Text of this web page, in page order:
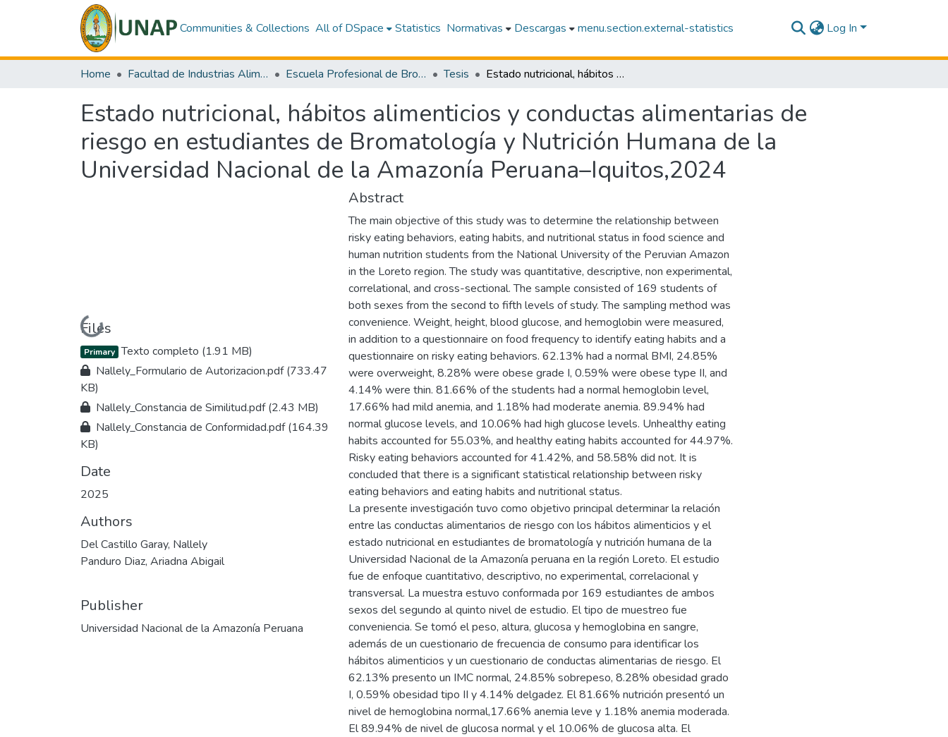
Communities & Collections All of DSpace Statistics Normativas Descargas menu.section.external-statistics Log In
Home Facultad de Industrias Alimentarias Escuela Profesional de Bromatología y Nutrición Humana Tesis Estado nutricional, hábitos alimenticios y conductas alimentarias de riesgo en estudiantes de Bromatología y Nutrición Humana de la Universidad Nacional de la Amazonía Peruana–Iquitos,2024
Estado nutricional, hábitos alimenticios y conductas alimentarias de
riesgo en estudiantes de Bromatología y Nutrición Humana de la
Universidad Nacional de la Amazonía Peruana–Iquitos,2024
Loading...
Files
Primary Texto completo (1.91 MB)
Nallely_Formulario de Autorizacion.pdf(733.47
KB)
Nallely_Constancia de Similitud.pdf(2.43 MB)
Nallely_Constancia de Conformidad.pdf(164.39
KB)
Date
2025
Authors
Del Castillo Garay, Nallely
Panduro Diaz, Ariadna Abigail
Publisher
Universidad Nacional de la Amazonía Peruana
Abstract
The main objective of this study was to determine the relationship between
risky eating behaviors, eating habits, and nutritional status in food science and
human nutrition students from the National University of the Peruvian Amazon
in the Loreto region. The study was quantitative, descriptive, non experimental,
correlational, and cross-sectional. The sample consisted of 169 students of
both sexes from the second to fifth levels of study. The sampling method was
convenience. Weight, height, blood glucose, and hemoglobin were measured,
in addition to a questionnaire on food frequency to identify eating habits and a
questionnaire on risky eating behaviors. 62.13% had a normal BMI, 24.85%
were overweight, 8.28% were obese grade I, 0.59% were obese type II, and
4.14% were thin. 81.66% of the students had a normal hemoglobin level,
17.66% had mild anemia, and 1.18% had moderate anemia. 89.94% had
normal glucose levels, and 10.06% had high glucose levels. Unhealthy eating
habits accounted for 55.03%, and healthy eating habits accounted for 44.97%.
Risky eating behaviors accounted for 41.42%, and 58.58% did not. It is
concluded that there is a significant statistical relationship between risky
eating behaviors and eating habits and nutritional status.
La presente investigación tuvo como objetivo principal determinar la relación
entre las conductas alimentarios de riesgo con los hábitos alimenticios y el
estado nutricional en estudiantes de bromatología y nutrición humana de la
Universidad Nacional de la Amazonía peruana en la región Loreto. El estudio
fue de enfoque cuantitativo, descriptivo, no experimental, correlacional y
transversal. La muestra estuvo conformada por 169 estudiantes de ambos
sexos del segundo al quinto nivel de estudio. El tipo de muestreo fue
conveniencia. Se tomó el peso, altura, glucosa y hemoglobina en sangre,
además de un cuestionario de frecuencia de consumo para identificar los
hábitos alimenticios y un cuestionario de conductas alimentarias de riesgo. El
62.13% presento un IMC normal, 24.85% sobrepeso, 8.28% obesidad grado
I, 0.59% obesidad tipo II y 4.14% delgadez. El 81.66% nutrición presentó un
nivel de hemoglobina normal,17.66% anemia leve y 1.18% anemia moderada.
El 89.94% de nivel de glucosa normal y el 10.06% de glucosa alta. El